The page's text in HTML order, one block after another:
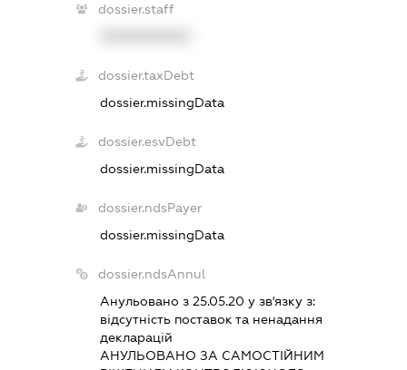
dossier.staff
dossier.taxDebt
dossier.missingData
dossier.esvDebt
dossier.missingData
dossier.ndsPayer
dossier.missingData
dossier.ndsAnnul
Анульовано з 25.05.20 у зв'язку з:
вiдсутнiсть поставок та ненадання
декларацiй
АНУЛЬОВАНО ЗА САМОСТIЙНИМ